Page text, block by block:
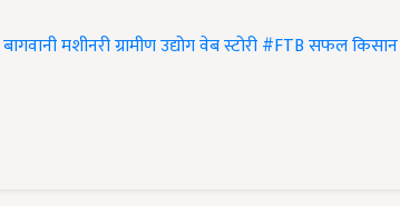
बागवानीमशीनरीग्रामीण उद्योगवेब स्टोरी#FTBसफल किसान